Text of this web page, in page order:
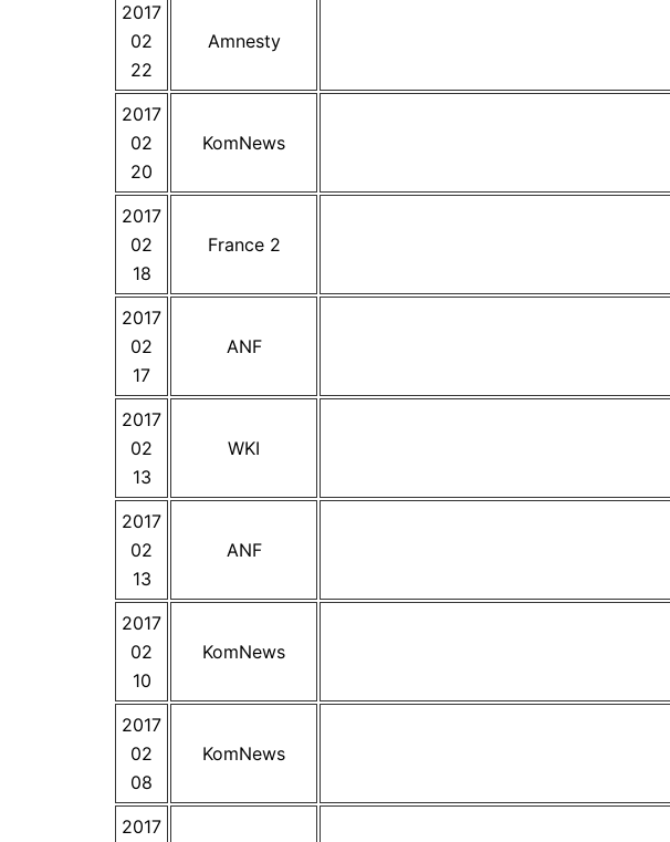
2017
02
22
Amnesty
2017
02
20
KomNews
2017
02
18
France 2
2017
02
17
ANF
2017
02
13
WKI
2017
02
13
ANF
2017
02
10
KomNews
2017
02
08
KomNews
2017